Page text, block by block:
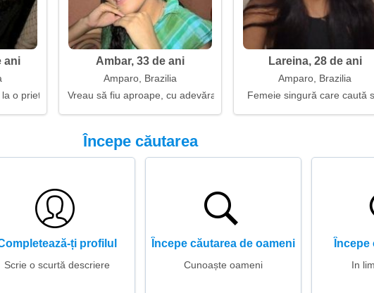
ani
o prietenie și o iubire lungă
Ambar, 33 de ani
Amparo, Brazilia
Vreau să fiu aproape, cu adevărat
Lareina, 28 de ani
Amparo, Brazilia
Femeie singură care caută
Începe căutarea
ți profilul
Scrie o scurtă descriere
Începe căutarea de oameni
Cunoaște oameni In